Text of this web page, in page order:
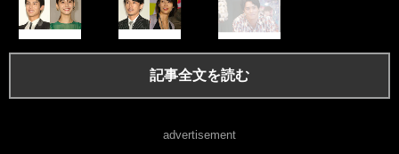
記事全文を読む
advertisement